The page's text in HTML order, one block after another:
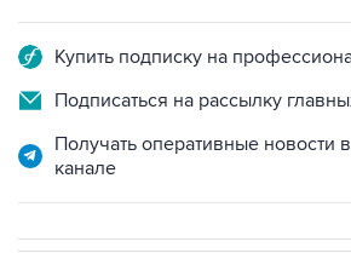
Купить подписку на
Подписаться на рассылку
Получать оперативные новости
канале